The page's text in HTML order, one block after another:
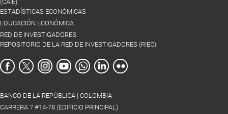
(CAIE)
ESTADÍSTICAS ECONÓMICAS
EDUCACIÓN ECONÓMICA
RED DE INVESTIGADORES
REPOSITORIO DE LA RED DE INVESTIGADORES (RIEC)
BANCO DE LA REPÚBLICA | COLOMBIA
CARRERA 7 #14-78 (EDIFICIO PRINCIPAL)